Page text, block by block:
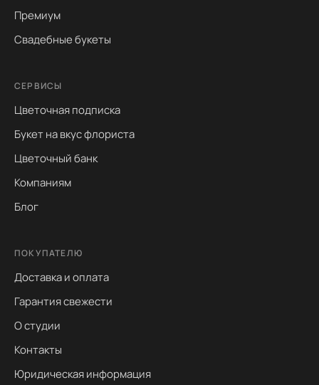
Премиум
Свадебные букеты
СЕРВИСЫ
Цветочная подписка
Букет на вкус флориста
Цветочный банк
Компаниям
Блог
ПОКУПАТЕЛЮ
Доставка и оплата
Гарантия свежести
О студии
Контакты
Юридическая информация